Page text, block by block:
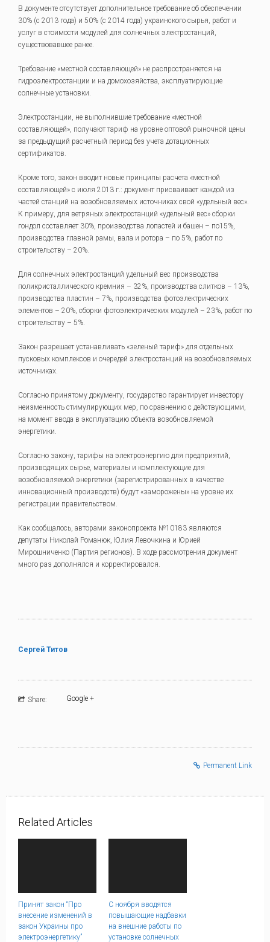
В документе отсутствует дополнительное требование об обеспечении
30% (с 2013 года) и 50% (с 2014 года) украинского сырья, работ и
услуг в стоимости модулей для солнечных электростанций,
существовавшее ранее.
Требование «местной составляющей» не распространяется на
гидроэлектростанции и на домохозяйства, эксплуатирующие
солнечные установки.
Электростанции, не выполнившие требование «местной
составляющей», получают тариф на уровне оптовой рыночной цены
за предыдущий расчетный период без учета дотационных
сертификатов.
Кроме того, закон вводит новые принципы расчета «местной
составляющей» с июля 2013 г.: документ присваивает каждой из
частей станций на возобновляемых источниках свой «удельный вес».
К примеру, для ветряных электростанций «удельный вес» сборки
гондол составляет 30%, производства лопастей и башен – по15%,
производства главной рамы, вала и ротора – по 5%, работ по
строительству – 20%.
Для солнечных электростанций удельный вес производства
поликристаллического кремния – 32%, производства слитков – 13%,
производства пластин – 7%, производства фотоэлектрических
элементов – 20%, сборки фотоэлектрических модулей – 23%, работ по
строительству – 5%.
Закон разрешает устанавливать «зеленый тариф» для отдельных
пусковых комплексов и очередей электростанций на возобновляемых
источниках.
Согласно принятому документу, государство гарантирует инвестору
неизменность стимулирующих мер, по сравнению с действующими,
на момент ввода в эксплуатацию объекта возобновляемой
энергетики.
Согласно закону, тарифы на электроэнергию для предприятий,
производящих сырье, материалы и комплектующие для
возобновляемой энергетики (зарегистрированных в качестве
инновационный производств) будут «заморожены» на уровне их
регистрации правительством.
Как сообщалось, авторами законопроекта №10183 являются
депутаты Николай Романюк, Юлия Левочкина и Юрией
Мирошниченко (Партия регионов). В ходе рассмотрения документ
много раз дополнялся и корректировался.
Сергей Титов
Share: Google +
Permanent Link
Related Articles
Принят закон “Про
внесение изменений в
закон Украины про
электроэнергетику”
С ноября вводятся
повышающие надбавки
на внешние работы по
установке солнечных